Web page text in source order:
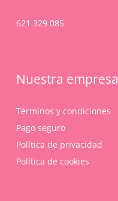
621 329 085
Nuestra empresa
Términos y condiciones
Pago seguro
Política de privacidad
Política de cookies